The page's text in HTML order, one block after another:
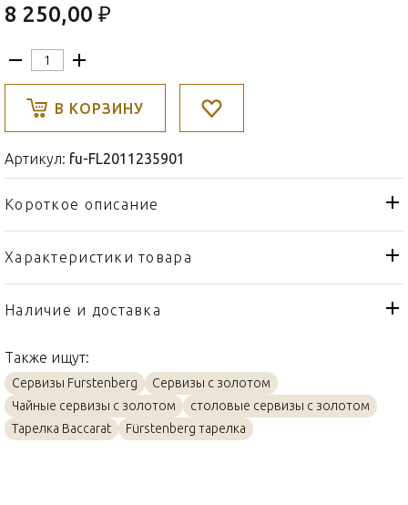
8 250,00 ₽
В КОРЗИНУ
Артикул: fu-FL2011235901
Короткое описание
Характеристики товара
Тип товара
Тарелка
Бренд
Страна производителя
Материал
Фарфор, Золото
Объем / Размер
23см
Наличие и доставка
Также ищут:
Сервизы Furstenberg
Сервизы с золотом
Чайные сервизы с золотом
столовые сервизы с золотом
Тарелка Baccarat
Fürstenberg тарелка